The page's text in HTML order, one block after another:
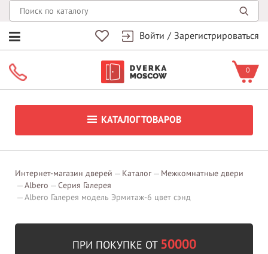
Войти / Зарегистрироваться
0
КАТАЛОГ ТОВАРОВ
Интернет-магазин дверей Каталог
Межкомнатные двери
Albero
Серия Галерея
Albero Галерея модель Эрмитаж-6 цвет сэнд
ПРИ ПОКУПКЕ ОТ 50000